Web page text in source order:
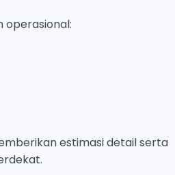
operasional:
estimasi detail serta